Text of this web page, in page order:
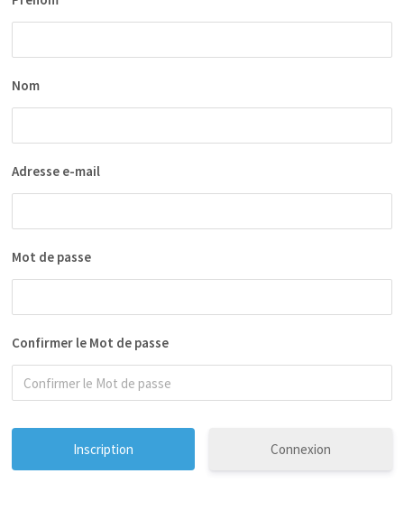
Nom
Adresse e-mail
Mot de passe
Confirmer le Mot de passe
Connexion